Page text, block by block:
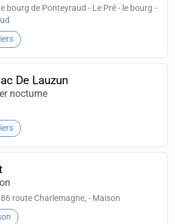
bourg de Ponteyraud - Le Pré - le bourg -
De Lauzun
nocturne
route Charlemagne, - Maison